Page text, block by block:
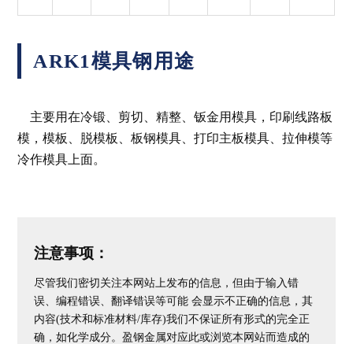
ARK1模具钢用途
主要用在冷锻、剪切、精整、钣金用模具，印刷线路板
模，模板、脱模板、板钢模具、打印主板模具、拉伸模等
冷作模具上面。
注意事项：
尽管我们密切关注本网站上发布的信息，但由于输入错
误、编程错误、翻译错误等可能 会显示不正确的信息，其
内容(技术和标准材料/库存)我们不保证所有形式的完全正
确，如化学成分。盈钢金属对应此或浏览本网站而造成的